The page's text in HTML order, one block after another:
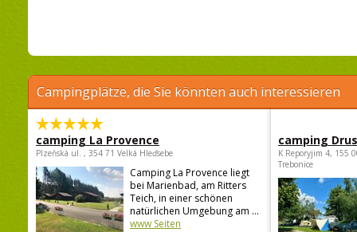
Campingplätze, die Sie könnten auch interessieren
camping La Provence
Plzeňská ul. , 354 71 Velká Hleďsebe
Camping La Provence liegt
bei Marienbad, am Ritters
Teich, in einer schönen
natürlichen Umgebung am ...
www Seiten
camping
K Reporyjim 4, 155
Trebonice